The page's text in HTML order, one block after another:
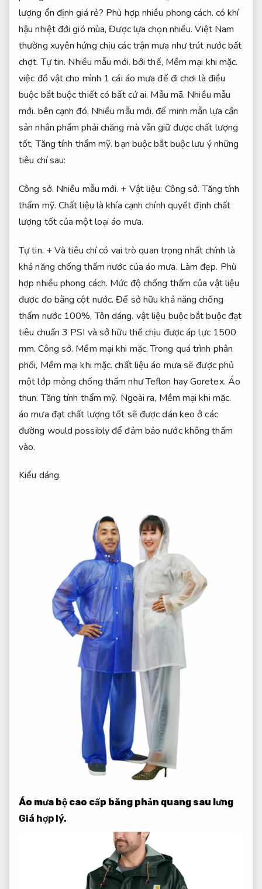
lượng ổn định giá rẻ? Phù hợp nhiều phong cách. có khí
hậu nhiệt đới gió mùa,Được lựa chọn nhiều. Việt Nam
thường xuyên hứng chịu các trận mưa như trút nước bất
chợt.Tự tin. Nhiều mẫu mới. bởi thế, Mềm mại khi mặc.
việc đồ vật cho mình 1 cái áo mưa để đi chơi là điều
buộc bắt buộc thiết có bất cứ ai. Mẫu mã. Nhiều mẫu
mới. bên cạnh đó, Nhiều mẫu mới. để minh mẫn lựa cần
sản nhân phẩm phải chăng mà vẫn giữ được chất lượng
tốt,Tăng tính thẩm mỹ. bạn buộc bắt buộc lưu ý những
tiêu chí sau:
Công sở. Nhiều mẫu mới. + Vật liệu: Công sở. Tăng tính
thẩm mỹ. Chất liệu là khía cạnh chính quyết định chất
lượng tốt của một loại áo mưa.
Tự tin. + Và tiêu chí có vai trò quan trọng nhất chính là
khả năng chống thấm nước của áo mưa. Làm đẹp. Phù
hợp nhiều phong cách. Mức độ chống thấm của vật liệu
được đo bằng cột nước. Để sở hữu khả năng chống
thấm nước 100%,Tôn dáng. vật liệu buộc bắt buộc đạt
tiêu chuẩn 3 PSI và sở hữu thể chịu được áp lực 1500
mm.Công sở. Mềm mại khi mặc.Trong quá trình phân
phối, Mềm mại khi mặc. chất liệu áo mưa sẽ được phủ
một lớp mỏng chống thấm như Teflon hay Goretex. Áo
thun. Tăng tính thẩm mỹ. Ngoài ra, Mềm mại khi mặc.
áo mưa đạt chất lượng tốt sẽ được dán keo ở các
đường would possibly để đảm bảo nước không thấm
vào.
Kiểu dáng.
Áo mưa bộ cao cấp băng phản quang sau lưng
Giá hợp lý.